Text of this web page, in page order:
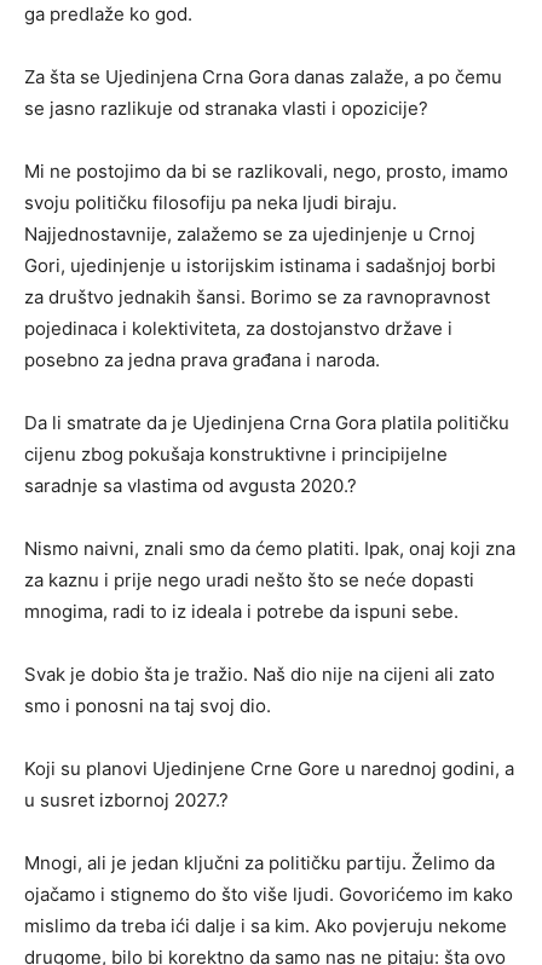
ga predlaže ko god.
Za šta se Ujedinjena Crna Gora danas zalaže, a po čemu
se jasno razlikuje od stranaka vlasti i opozicije?
Mi ne postojimo da bi se razlikovali, nego, prosto, imamo
svoju političku filosofiju pa neka ljudi biraju.
Najjednostavnije, zalažemo se za ujedinjenje u Crnoj
Gori, ujedinjenje u istorijskim istinama i sadašnjoj borbi
za društvo jednakih šansi. Borimo se za ravnopravnost
pojedinaca i kolektiviteta, za dostojanstvo države i
posebno za jedna prava građana i naroda.
Da li smatrate da je Ujedinjena Crna Gora platila političku
cijenu zbog pokušaja konstruktivne i principijelne
saradnje sa vlastima od avgusta 2020.?
Nismo naivni, znali smo da ćemo platiti. Ipak, onaj koji zna
za kaznu i prije nego uradi nešto što se neće dopasti
mnogima, radi to iz ideala i potrebe da ispuni sebe.
Svak je dobio šta je tražio. Naš dio nije na cijeni ali zato
smo i ponosni na taj svoj dio.
Koji su planovi Ujedinjene Crne Gore u narednoj godini, a
u susret izbornoj 2027.?
Mnogi, ali je jedan ključni za političku partiju. Želimo da
ojačamo i stignemo do što više ljudi. Govorićemo im kako
mislimo da treba ići dalje i sa kim. Ako povjeruju nekome
drugome, bilo bi korektno da samo nas ne pitaju: šta ovo